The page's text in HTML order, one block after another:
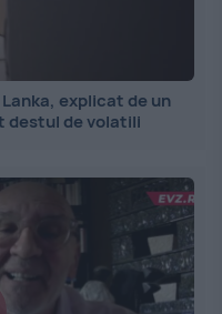
explicat de un
destul de volatili